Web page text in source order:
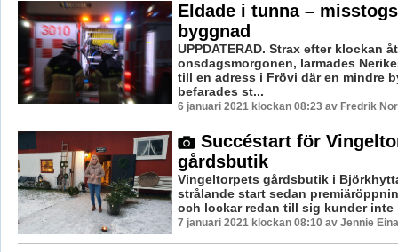
Eldade i tunna –
byggnad
UPPDATERAD. Strax efter klockan
onsdagsmorgonen, larmades
till en adress i Frövi där en mindre
befarades st...
6 januari 2021 klockan 08:23 av Fredrik
Succéstart för
gårdsbutik
Vingeltorpets gårdsbutik i
strålande start sedan
och lockar redan till sig kunder inte
7 januari 2021 klockan 08:10 av Jennie